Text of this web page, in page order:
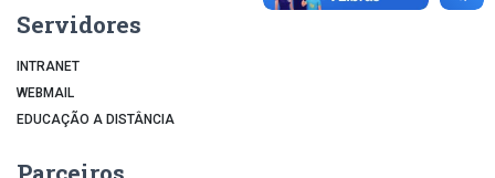
Servidores
INTRANET
WEBMAIL
EDUCAÇÃO A DISTÂNCIA